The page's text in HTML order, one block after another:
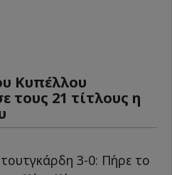
Κυπέλλου
τους 21 τίτλους η